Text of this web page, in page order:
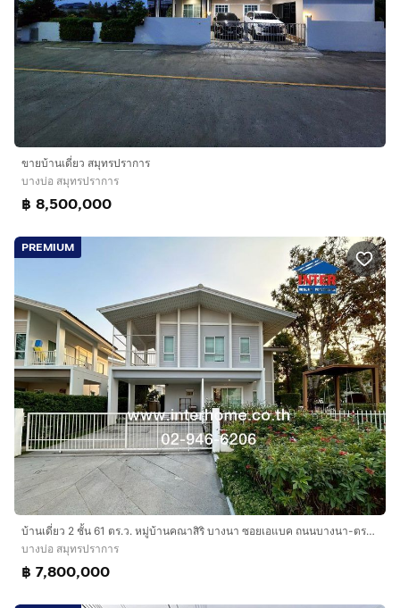
ขายบ้านเดี่ยว สมุทรปราการ
บางบ่อ สมุทรปราการ
฿ 8,500,000
PREMIUM
บ้านเดี่ยว 2 ชั้น 61 ตร.ว. หมู่บ้านคณาสิริ บางนา ซอยเอแบค ถนนบางนา-ตราด บางบ่อ สมุทรปราการ
บางบ่อ สมุทรปราการ
฿ 7,800,000